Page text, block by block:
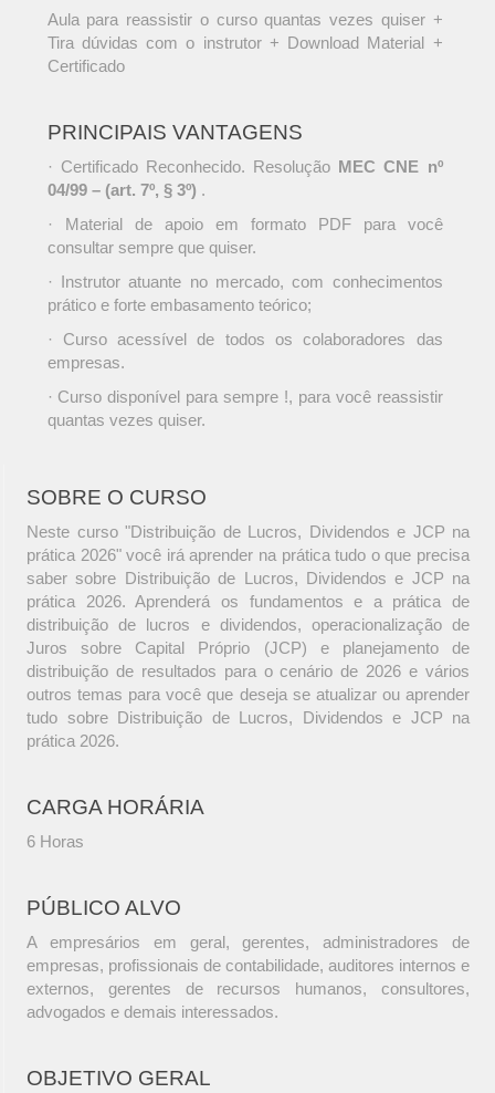
Aula para reassistir o curso quantas vezes quiser +
Tira dúvidas com o instrutor + Download Material +
Certificado
PRINCIPAIS VANTAGENS
· Certificado Reconhecido. Resolução MEC CNE nº
04/99 – (art. 7º, § 3º) .
· Material de apoio em formato PDF para você
consultar sempre que quiser.
· Instrutor atuante no mercado, com conhecimentos
prático e forte embasamento teórico;
· Curso acessível de todos os colaboradores das
empresas.
· Curso disponível para sempre !, para você reassistir
quantas vezes quiser.
SOBRE O CURSO
Neste curso "Distribuição de Lucros, Dividendos e JCP na
prática 2026" você irá aprender na prática tudo o que precisa
saber sobre Distribuição de Lucros, Dividendos e JCP na
prática 2026. Aprenderá os fundamentos e a prática de
distribuição de lucros e dividendos, operacionalização de
Juros sobre Capital Próprio (JCP) e planejamento de
distribuição de resultados para o cenário de 2026 e vários
outros temas para você que deseja se atualizar ou aprender
tudo sobre Distribuição de Lucros, Dividendos e JCP na
prática 2026.
CARGA HORÁRIA
6 Horas
PÚBLICO ALVO
A empresários em geral, gerentes, administradores de
empresas, profissionais de contabilidade, auditores internos e
externos, gerentes de recursos humanos, consultores,
advogados e demais interessados.
OBJETIVO GERAL